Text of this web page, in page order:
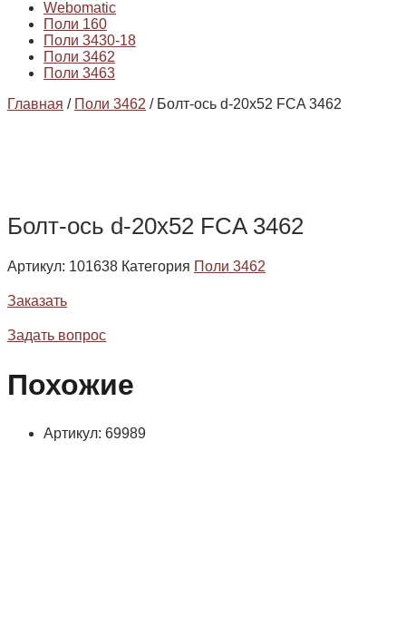
Webomatic
Поли 160
Поли 3430-18
Поли 3462
Поли 3463
Главная / Поли 3462 / Болт-ось d-20х52 FCA 3462
Болт-ось d-20х52 FCA 3462
Артикул: 101638 Категория Поли 3462
Заказать
Задать вопрос
Похожие
Артикул: 69989